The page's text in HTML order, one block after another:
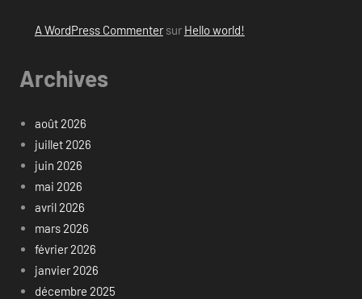
A WordPress Commentersur Hello world!
Archives
août 2026
juillet 2026
juin 2026
mai 2026
avril 2026
mars 2026
février 2026
janvier 2026
décembre 2025